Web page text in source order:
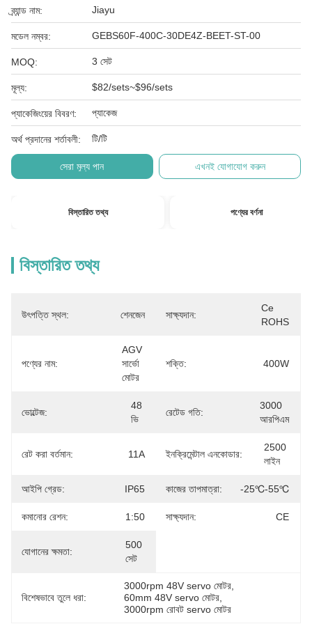
ব্র্যান্ড নাম: Jiayu
মডেল নম্বর: GEBS60F-400C-30DE4Z-BEET-ST-00
MOQ: 3 সেট
মূল্য: $82/sets~$96/sets
প্যাকেজিংয়ের বিবরণ: প্যাকেজ
অর্থ প্রদানের শর্তাবলী: টি/টি
সেরা মূল্য পান এখনই যোগাযোগ করুন
বিস্তারিত তথ্য পণ্যের বর্ণনা
বিস্তারিত তথ্য
উৎপত্তি স্থল: শেনজেন সাক্ষ্যদান:
Ce
ROHS
পণ্যের নাম:
AGV
সার্ভো
মোটর
শক্তি: 400W
ভোল্টেজ:
48
ভি
রেটেড গতি:
3000
আরপিএম
রেট করা বর্তমান: 11A ইনক্রিমেন্টাল এনকোডার:
2500
লাইন
আইপি গ্রেড: IP65 কাজের তাপমাত্রা: -25℃-55℃
কমানোর রেশন: 1:50 সাক্ষ্যদান: CE
যোগানের ক্ষমতা:
500
সেট
বিশেষভাবে তুলে ধরা:
3000rpm 48V servo মোটর
60mm 48V servo মোটর
3000rpm রোবট servo মোটর